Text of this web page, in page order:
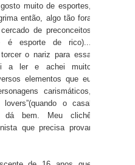
muito de esportes,
então, algo tão fora
de preconceitos
é esporte de rico)...
o nariz para essa
a ler e achei muito
elementos que eu
carismáticos,
o casal
dá bem. Meu clichê
que precisa provar